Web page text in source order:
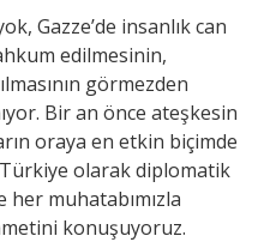
Gazze’de insanlık can
edilmesinin,
görmezden
Bir an önce ateşkesin
oraya en etkin biçimde
Türkiye olarak diplomatik
muhatabımızla
konuşuyoruz.